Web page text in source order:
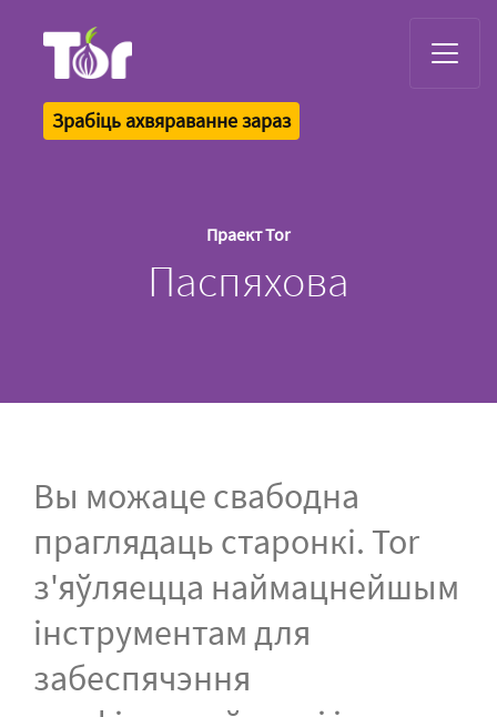
Зрабіць ахвяраванне зараз
Праект Tor
Паспяхова
Вы можаце свабодна
праглядаць старонкі. Tor
з'яўляецца наймацнейшым
інструментам для
забеспячэння